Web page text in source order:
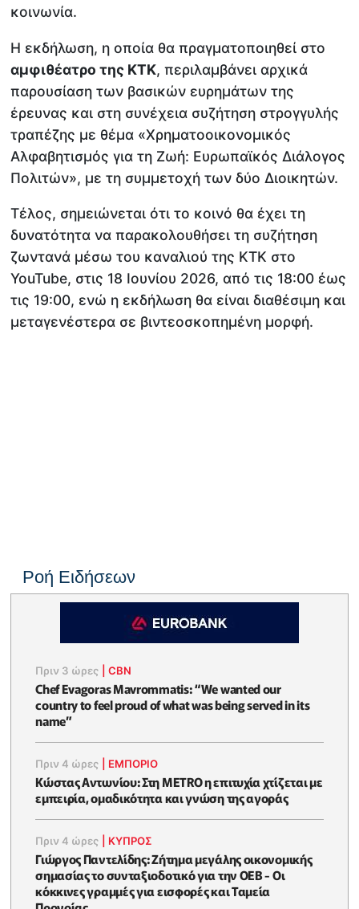
κοινωνία.
Η εκδήλωση, η οποία θα πραγματοποιηθεί στο
αμφιθέατρο της ΚΤΚ, περιλαμβάνει αρχικά
παρουσίαση των βασικών ευρημάτων της
έρευνας και στη συνέχεια συζήτηση στρογγυλής
τραπέζης με θέμα «Χρηματοοικονομικός
Αλφαβητισμός για τη Ζωή: Ευρωπαϊκός Διάλογος
Πολιτών», με τη συμμετοχή των δύο Διοικητών.
Τέλος, σημειώνεται ότι το κοινό θα έχει τη
δυνατότητα να παρακολουθήσει τη συζήτηση
ζωντανά μέσω του καναλιού της ΚΤΚ στο
YouTube, στις 18 Ιουνίου 2026, από τις 18:00 έως
τις 19:00, ενώ η εκδήλωση θα είναι διαθέσιμη και
μεταγενέστερα σε βιντεοσκοπημένη μορφή.
Ροή Ειδήσεων
Πριν 3 ώρες |CBN
Chef Evagoras Mavrommatis: “We wanted our
country to feel proud of what was being served in its
name”
Πριν 4 ώρες ΕΜΠΟΡΙΟ
Κώστας Αντωνίου: Στη METRO η επιτυχία χτίζεται με
εμπειρία, ομαδικότητα και γνώση της αγοράς
Πριν 4 ώρες ΚΥΠΡΟΣ
Γιώργος Παντελίδης: Ζήτημα μεγάλης οικονομικής
σημασίας το συνταξιοδοτικό για την ΟΕΒ - Οι
κόκκινες γραμμές για εισφορές και Ταμεία